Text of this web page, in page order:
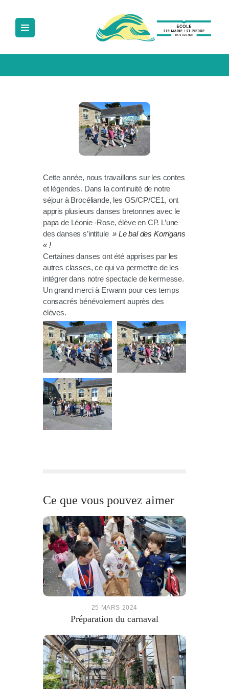
ECOLE SAINTE MARIE SAINT PIERRE
Ecole Sainte Marie Saint Pierre
LA PÉDAGOGIE
LA VIE À L’ÉCOLE
NOUS CONTACTER
Cette année, nous travaillons sur les contes
et légendes. Dans la continuité de notre
séjour à Brocéliande, les GS/CP/CE1, ont
appris plusieurs danses bretonnes avec le
papa de Léonie -Rose, élève en CP. L’une
des danses s’intitule » Le bal des Korrigans
« !
Certaines danses ont été apprises par les
autres classes, ce qui va permettre de les
intégrer dans notre spectacle de kermesse.
Un grand merci à Erwann pour ces temps
consacrés bénévolement auprès des
élèves.
Ce que vous pouvez aimer
25 MARS 2024
Préparation du carnaval